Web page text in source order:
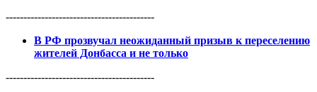
------------------------------------------
В РФ прозвучал неожиданный призыв к переселению
жителей Донбасса и не только
------------------------------------------